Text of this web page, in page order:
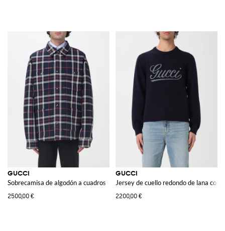
GUCCI
Sobrecamisa de algodón a cuadros
2500,00 €
GUCCI
Jersey de cuello redondo de lana con
2200,00 €